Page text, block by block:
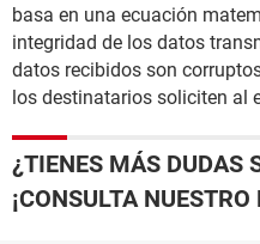
basa en una ecuación
integridad de los datos
datos recibidos son
los destinatarios soliciten al
¿TIENES MÁS DUDAS
¡CONSULTA